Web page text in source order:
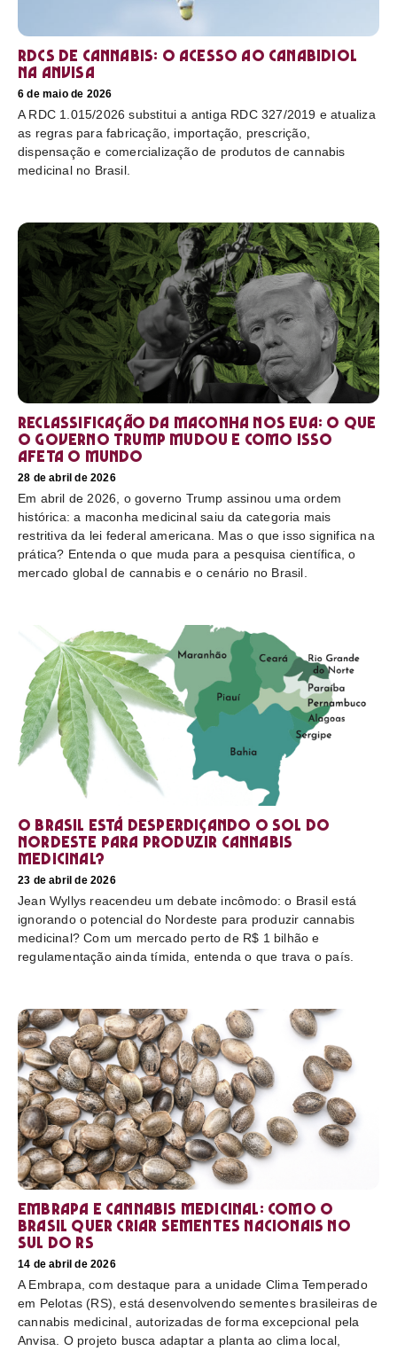
RDCs de cannabis: o acesso ao canabidiol
na Anvisa
6 de maio de 2026
A RDC 1.015/2026 substitui a antiga RDC 327/2019 e atualiza
as regras para fabricação, importação, prescrição,
dispensação e comercialização de produtos de cannabis
medicinal no Brasil.
Reclassificação da maconha nos EUA: o que
o governo Trump mudou e como isso
afeta o mundo
28 de abril de 2026
Em abril de 2026, o governo Trump assinou uma ordem
histórica: a maconha medicinal saiu da categoria mais
restritiva da lei federal americana. Mas o que isso significa na
prática? Entenda o que muda para a pesquisa científica, o
mercado global de cannabis e o cenário no Brasil.
O Brasil está desperdiçando o sol do
nordeste para produzir cannabis
medicinal?
23 de abril de 2026
Jean Wyllys reacendeu um debate incômodo: o Brasil está
ignorando o potencial do Nordeste para produzir cannabis
medicinal? Com um mercado perto de R$ 1 bilhão e
regulamentação ainda tímida, entenda o que trava o país.
Embrapa e cannabis medicinal: como o
Brasil quer criar sementes nacionais no
sul do RS
14 de abril de 2026
A Embrapa, com destaque para a unidade Clima Temperado
em Pelotas (RS), está desenvolvendo sementes brasileiras de
cannabis medicinal, autorizadas de forma excepcional pela
Anvisa. O projeto busca adaptar a planta ao clima local,